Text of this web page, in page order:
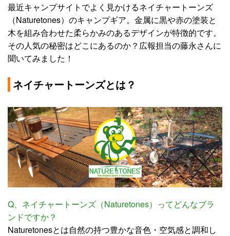
最近キャンプサイトでよく見かけるネイチャートーンズ
（Naturetones）のキャンプギア。金属に黒や赤の塗装と
木を組み合わせた柔らかみのあるデザインが特徴的です。
その人気の秘密はどこにあるのか？広報担当の藤永さんに
聞いてみました！
ネイチャートーンズとは？
Q、ネイチャートーンズ（Naturetones）ってどんなブラ
ンドですか？
Naturetonesとは自然の持つ豊かな音色・空気感と調和し